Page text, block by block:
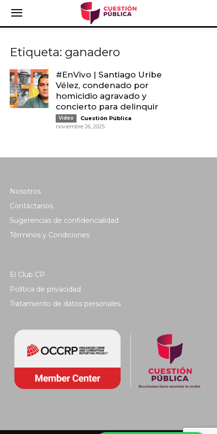
Etiqueta: ganadero
#EnVivo | Santiago Uribe
Vélez, condenado por
homicidio agravado y
concierto para delinquir
Video Cuestión Pública -
noviembre 26, 2025
Nosotros
Contáctanos
Sugerencias de confidencialidad
Términos y Condiciones
El Club CP
Política de privacidad
Tratamiento de datos personales